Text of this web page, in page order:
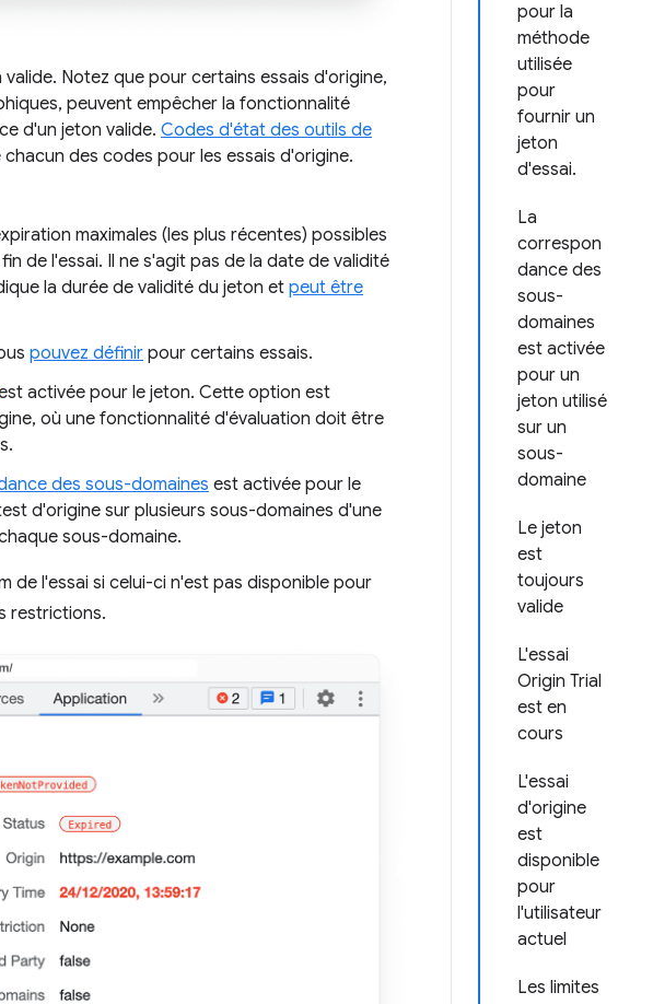
pour la
méthode
utilisée
pour
fournir un
jeton
d'essai.
La
correspon
dance des
sous-
domaines
est activée
pour un
jeton utilisé
sur un
sous-
domaine
Le jeton
est
toujours
valide
L'essai
Origin Trial
est en
cours
L'essai
d'origine
est
disponible
pour
l'utilisateur
actuel
Les limites
Notez que pour certains essais d'origine,
peuvent empêcher la fonctionnalité
d'un jeton valide. Codes d'état des outils de
des codes pour les essais d'origine.
maximales (les plus récentes) possibles
de l'essai. Il ne s'agit pas de la date de validité
la durée de validité du jeton et peut être
pouvez définir pour certains essais.
activée pour le jeton. Cette option est
où une fonctionnalité d'évaluation doit être
des sous-domaines est activée pour le
d'origine sur plusieurs sous-domaines d'une
sous-domaine.
de l'essai si celui-ci n'est pas disponible pour
restrictions.